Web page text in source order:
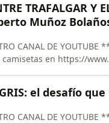
TRAFALGAR
Muñoz
**** https://youtube.com/live/_y6NfoSd3eI
en https://
GRIS: el desafío
**** https://youtube.com/live/95jIWsY4mqw